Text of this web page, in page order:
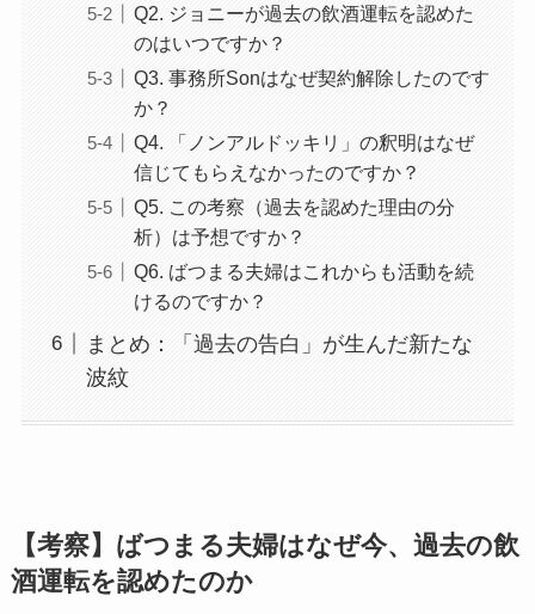
Q2. ジョニーが過去の飲酒運転を認めた
のはいつですか？
Q3. 事務所Sonはなぜ契約解除したのです
か？
Q4. 「ノンアルドッキリ」の釈明はなぜ
信じてもらえなかったのですか？
Q5. この考察（過去を認めた理由の分
析）は予想ですか？
Q6. ばつまる夫婦はこれからも活動を続
けるのですか？
まとめ：「過去の告白」が生んだ新たな
波紋
【考察】ばつまる夫婦はなぜ今、過去の飲
酒運転を認めたのか